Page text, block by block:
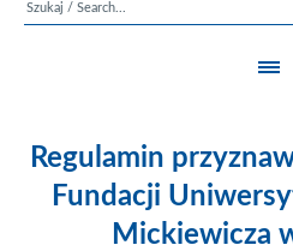
Regulamin
Fundacji
Mickiewicza